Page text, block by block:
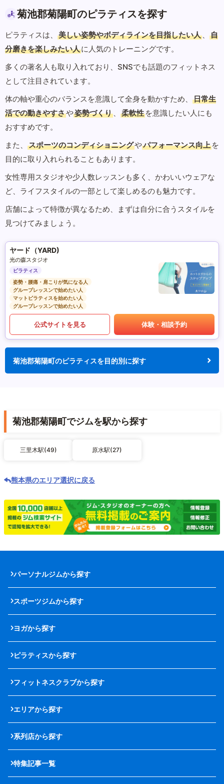
菊池郡菊陽町のピラティスを探す
ピラティスは、 美しい姿勢やボディラインを目指したい人 、
自
分磨きを楽しみたい人に人気のトレーニングです。
多くの著名人も取り入れており、SNSでも話題のフィットネス
として注目されています。
体の軸や重心のバランスを意識して全身を動かすため、
日常生
活での動きやすさや姿勢づくり 、 柔軟性 を意識したい人にも
おすすめです。
また、
スポーツのコンディショニングやパフォーマンス向上 を
目的に取り入れられることもあります。
女性専用スタジオや少人数レッスンも多く、かわいいウェアな
ど、ライフスタイルの一部として楽しめるのも魅力です。
店舗によって特徴が異なるため、まずは自分に合うスタイルを
見つけてみましょう。
ヤード（YARD)
光の森スタジオ
ピラティス
姿勢・腰痛・肩こりが気になる人
グループレッスンで始めたい人
マットピラティスを始めたい人
グループレッスンで始めたい人
公式サイトを見る 体験・相談予約
菊池郡菊陽町のピラティスを目的別に探す
菊池郡菊陽町でジムを駅から探す
三里木駅(49) 原水駅(27)
熊本県のエリア選択に戻る
パーソナルジムから探す
スポーツジムから探す
ヨガから探す
ピラティスから探す
フィットネスクラブから探す
エリアから探す
系列店から探す
特集記事一覧